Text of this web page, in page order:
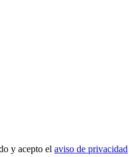
y acepto el aviso de privacidad